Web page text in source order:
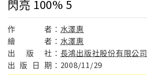
閃亮 100% 5
作 者： 水澤惠
繪
者： 水澤惠
出
版 社： 長鴻出版社股份有限公司
出 版 日 期： 2008/11/29